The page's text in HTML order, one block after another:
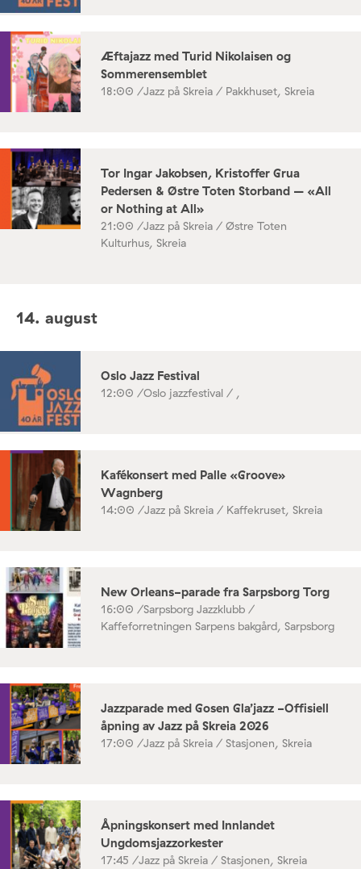
Æftajazz med Turid Nikolaisen og
Sommerensemblet
18:00 /Jazz på Skreia / Pakkhuset, Skreia
Tor Ingar Jakobsen, Kristoffer Grua
Pedersen & Østre Toten Storband – «All
or Nothing at All»
21:00 /Jazz på Skreia / Østre Toten
Kulturhus, Skreia
14. august
Oslo Jazz Festival
12:00 /Oslo jazzfestival / ,
Kafékonsert med Palle «Groove»
Wagnberg
14:00 /Jazz på Skreia / Kaffekruset, Skreia
New Orleans-parade fra Sarpsborg Torg
16:00 /Sarpsborg Jazzklubb /
Kaffeforretningen Sarpens bakgård, Sarpsborg
Jazzparade med Gosen Gla’jazz -Offisiell
åpning av Jazz på Skreia 2026
17:00 /Jazz på Skreia / Stasjonen, Skreia
Åpningskonsert med Innlandet
Ungdomsjazzorkester
17:45 /Jazz på Skreia / Stasjonen, Skreia